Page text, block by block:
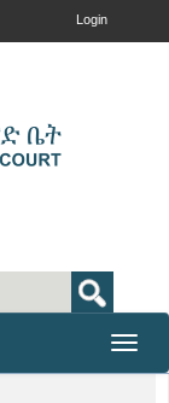
Login
Toggle